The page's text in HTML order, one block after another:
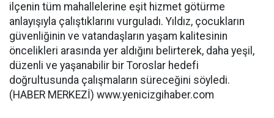
ilçenin tüm mahallelerine eşit hizmet götürme
anlayışıyla çalıştıklarını vurguladı. Yıldız, çocukların
güvenliğinin ve vatandaşların yaşam kalitesinin
öncelikleri arasında yer aldığını belirterek, daha yeşil,
düzenli ve yaşanabilir bir Toroslar hedefi
doğrultusunda çalışmaların süreceğini söyledi.
(HABER MERKEZİ) www.yenicizgihaber.com